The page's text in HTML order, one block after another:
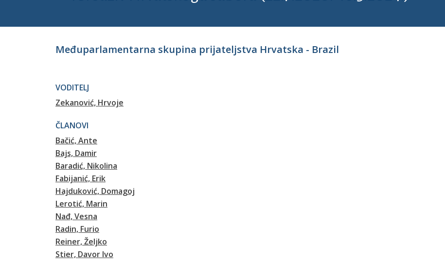
Međuparlamentarna skupina prijateljstva Hrvatska - Brazil
VODITELJ
Zekanović, Hrvoje
ČLANOVI
Bačić, Ante
Bajs, Damir
Baradić, Nikolina
Fabijanić, Erik
Hajduković, Domagoj
Lerotić, Marin
Nađ, Vesna
Radin, Furio
Reiner, Željko
Stier, Davor Ivo